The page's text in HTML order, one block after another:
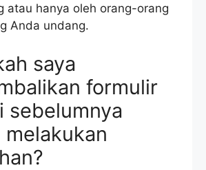
atau hanya oleh orang-orang
Anda undang.
saya
formulir
sebelumnya